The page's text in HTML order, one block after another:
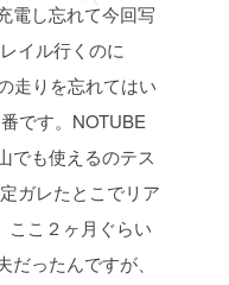
電し忘れて今回写
イル行くのに
走りを忘れてはい
です。NOTUBE
でも使えるのテス
ガレたとこでリア
ここ２ヶ月ぐらい
ったんですが、